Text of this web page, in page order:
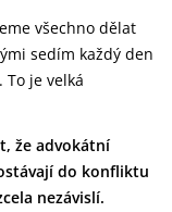
všechno dělat
sedím každý den
je velká
že advokátní
do konfliktu
nezávislí.